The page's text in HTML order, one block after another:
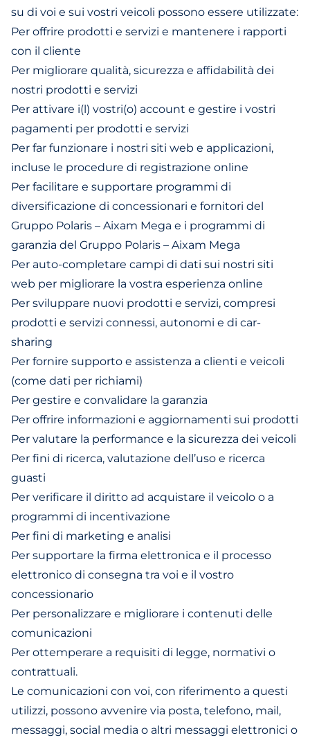
su di voi e sui vostri veicoli possono essere utilizzate:
Per offrire prodotti e servizi e mantenere i rapporti
con il cliente
Per migliorare qualità, sicurezza e affidabilità dei
nostri prodotti e servizi
Per attivare i(l) vostri(o) account e gestire i vostri
pagamenti per prodotti e servizi
Per far funzionare i nostri siti web e applicazioni,
incluse le procedure di registrazione online
Per facilitare e supportare programmi di
diversificazione di concessionari e fornitori del
Gruppo Polaris – Aixam Mega e i programmi di
garanzia del Gruppo Polaris – Aixam Mega
Per auto-completare campi di dati sui nostri siti
web per migliorare la vostra esperienza online
Per sviluppare nuovi prodotti e servizi, compresi
prodotti e servizi connessi, autonomi e di car-
sharing
Per fornire supporto e assistenza a clienti e veicoli
(come dati per richiami)
Per gestire e convalidare la garanzia
Per offrire informazioni e aggiornamenti sui prodotti
Per valutare la performance e la sicurezza dei veicoli
Per fini di ricerca, valutazione dell’uso e ricerca
guasti
Per verificare il diritto ad acquistare il veicolo o a
programmi di incentivazione
Per fini di marketing e analisi
Per supportare la firma elettronica e il processo
elettronico di consegna tra voi e il vostro
concessionario
Per personalizzare e migliorare i contenuti delle
comunicazioni
Per ottemperare a requisiti di legge, normativi o
contrattuali.
Le comunicazioni con voi, con riferimento a questi
utilizzi, possono avvenire via posta, telefono, mail,
messaggi, social media o altri messaggi elettronici o